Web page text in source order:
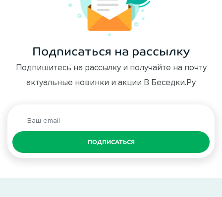
Подписаться на рассылку
Подпишитесь на рассылку и получайте на почту
актуальные новинки и акции В Беседки.Ру
ПОДПИСАТЬСЯ